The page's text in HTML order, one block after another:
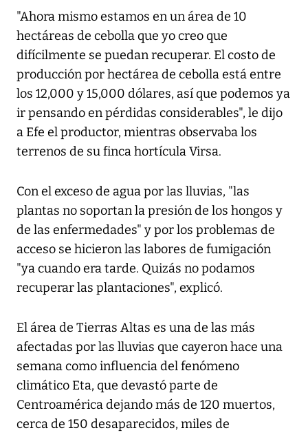
"Ahora mismo estamos en un área de 10
hectáreas de cebolla que yo creo que
difícilmente se puedan recuperar. El costo de
producción por hectárea de cebolla está entre
los 12,000 y 15,000 dólares, así que podemos ya
ir pensando en pérdidas considerables", le dijo
a Efe el productor, mientras observaba los
terrenos de su finca hortícula Virsa.
Con el exceso de agua por las lluvias, "las
plantas no soportan la presión de los hongos y
de las enfermedades" y por los problemas de
acceso se hicieron las labores de fumigación
"ya cuando era tarde. Quizás no podamos
recuperar las plantaciones", explicó.
El área de Tierras Altas es una de las más
afectadas por las lluvias que cayeron hace una
semana como influencia del fenómeno
climático Eta, que devastó parte de
Centroamérica dejando más de 120 muertos,
cerca de 150 desaparecidos, miles de